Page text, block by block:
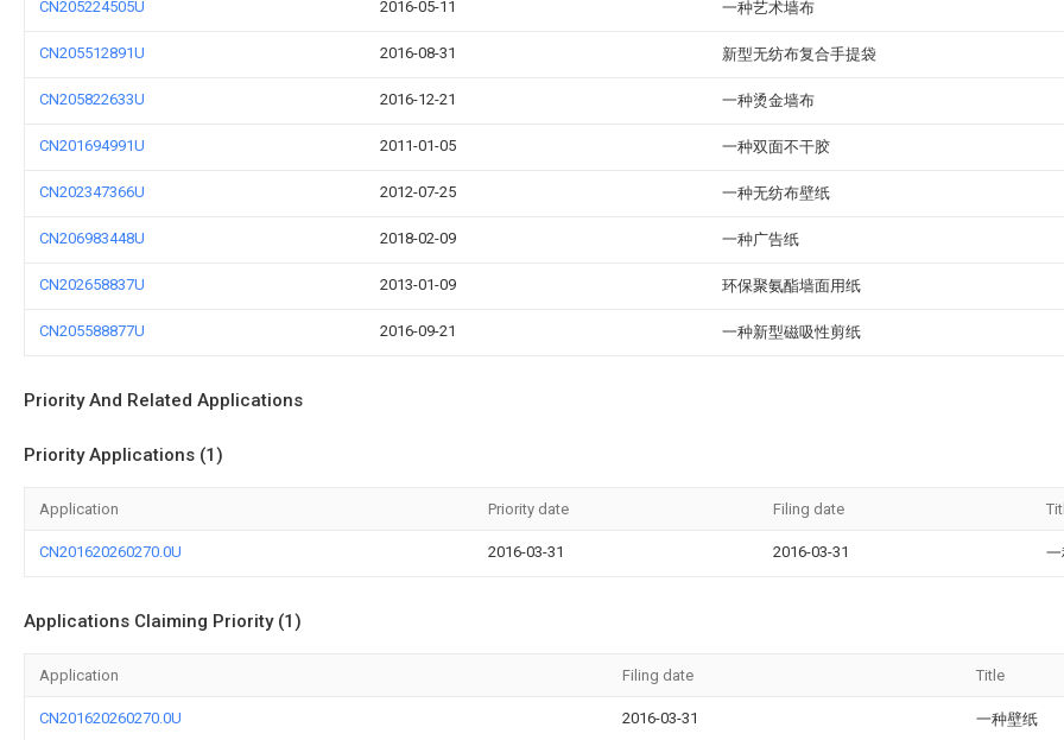
CN205224505U 2016-05-11 一种艺术墙布
CN205512891U 2016-08-31 新型无纺布复合手提袋
CN205822633U 2016-12-21 一种烫金墙布
CN201694991U 2011-01-05 一种双面不干胶
CN202347366U 2012-07-25 一种无纺布壁纸
CN206983448U 2018-02-09 一种广告纸
CN202658837U 2013-01-09 环保聚氨酯墙面用纸
CN205588877U 2016-09-21 一种新型磁吸性剪纸
Priority And Related Applications
Priority Applications (1)
Application Priority date Filing date
CN201620260270.0U 2016-03-31 2016-03-31
Applications Claiming Priority (1)
Application Filing date Title
CN201620260270.0U 2016-03-31 一种壁纸